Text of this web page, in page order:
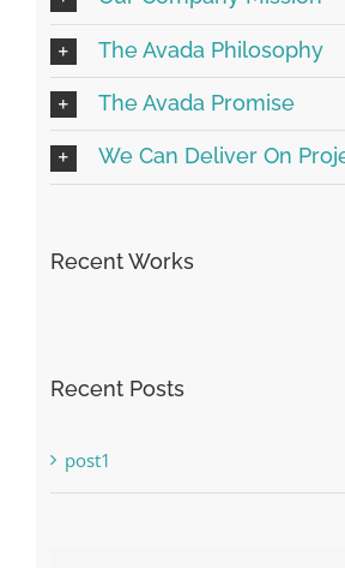
The Avada Philosophy
The Avada Promise
We Can Deliver On
Recent Works
Recent Posts
post1